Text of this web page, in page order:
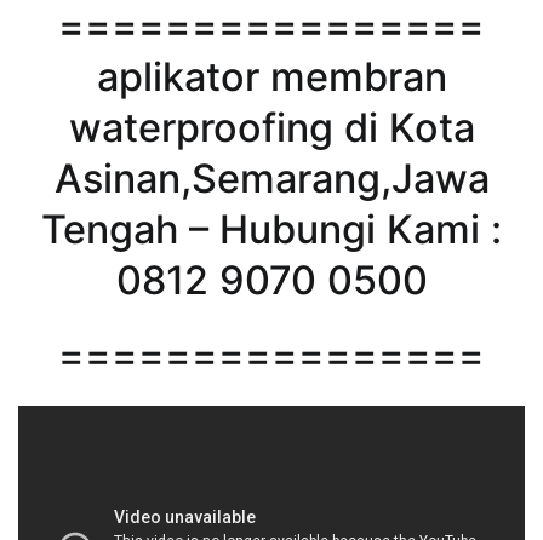
================
aplikator membran
waterproofing di Kota
Asinan,Semarang,Jawa
Tengah – Hubungi Kami :
0812 9070 0500
================